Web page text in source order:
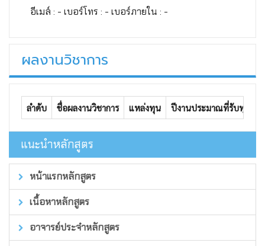
อีเมล์ : - เบอร์โทร : - เบอร์ภายใน : -
ผลงานวิชาการ
ลำดับ ชื่อผลงานวิชาการ แหล่งทุน ปีงานประมาณที่รับทุน
แนะนำหลักสูตร
หน้าแรกหลักสูตร
เนื้อหาหลักสูตร
อาจารย์ประจำหลักสูตร